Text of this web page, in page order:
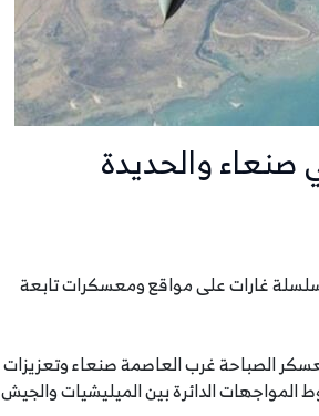
صنعاء والحديدة
تحالف دعم الشرعية في اليمن، الجمعة 31 يناير 2020، سلسلة غارات على مواقع ومعسكرات تابعة
الصباحة غرب العاصمة صنعاء وتعزيزات
الدائرة بين الميليشيات والجيش